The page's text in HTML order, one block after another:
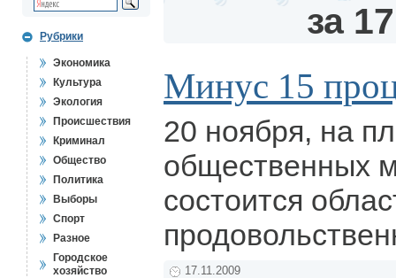
Рубрики
Экономика
Культура
Экология
Происшествия
Криминал
Общество
Политика
Выборы
Спорт
Разное
Городское
хозяйство
за
Минус 15
20 ноября, на
общественных
состоится
17.11.2009